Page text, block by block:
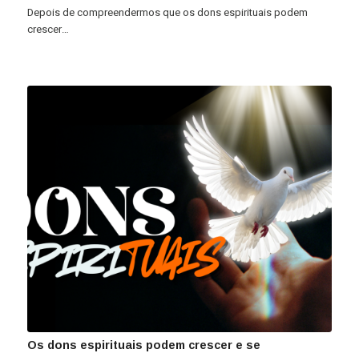
Depois de compreendermos que os dons espirituais podem
crescer…
Os dons espirituais podem crescer e se